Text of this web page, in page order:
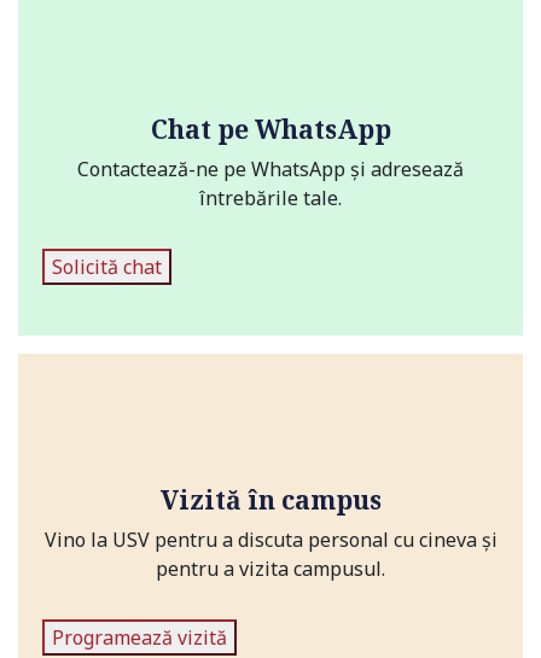
Chat pe WhatsApp
Contactează-ne pe WhatsApp și adresează
întrebările tale.
Solicită chat
Vizită în campus
Vino la USV pentru a discuta personal cu cineva și
pentru a vizita campusul.
Programează vizită